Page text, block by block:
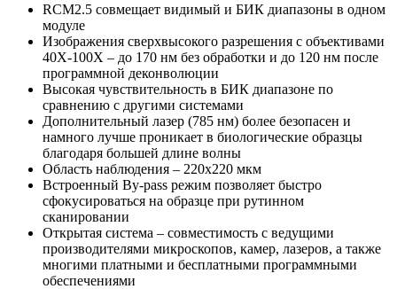
RCM2.5 совмещает видимый и БИК диапазоны в одном
модуле
Изображения сверхвысокого разрешения с объективами
40Х-100Х – до 170 нм без обработки и до 120 нм после
программной деконволюции
Высокая чувствительность в БИК диапазоне по
сравнению с другими системами
Дополнительный лазер (785 нм) более безопасен и
намного лучше проникает в биологические образцы
благодаря большей длине волны
Область наблюдения – 220х220 мкм
Встроенный By-pass режим позволяет быстро
сфокусироваться на образце при рутинном
сканировании
Открытая система – совместимость с ведущими
производителями микроскопов, камер, лазеров, а также
многими платными и бесплатными программными
обеспечениями